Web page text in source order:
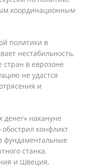
координационным
политики в
нестабильность,
в еврозоне
не удастся
и
накануне
конфликт
фундаментальные
станка.
и Швеция,